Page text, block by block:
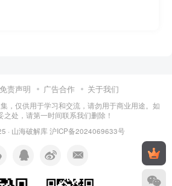
免责声明 广告合作 关于我们
，仅供用于学习和交流，请勿用于商业用途。如
之处，请第一时间联系我们删除！
· 山海破解库沪ICP备2024069633号